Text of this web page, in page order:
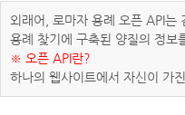
외래어, 로마자 용례 오픈 API는
용례 찾기에 구축된 양질의 정보
※ 오픈 API란?
하나의 웹사이트에서 자신이 가